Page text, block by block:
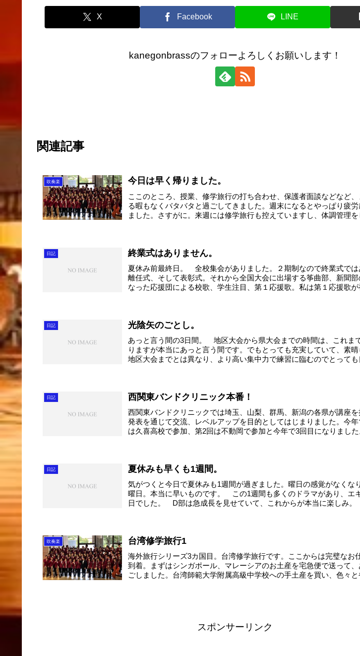
X Facebook LINE
kanegonbrassのフォローよろしくお願いします！
関連記事
吹奏楽 今日は早く帰りました。
ここのところ、授業、修学旅行の打ち合わせ、保護者面談などなど
る暇もなくバタバタと過ごしてきました。週末になるとやっぱり疲
ました。さすがに。来週には修学旅行も控えていますし、体調管理
日記 終業式はありません。
夏休み前最終日。 全校集会がありました。２期制なので終業式では
離任式、そして表彰式。それから全国大会に出場する筝曲部、新聞
なった応援団による校歌、学生注目、第１応援歌。私は第１応援歌
日記 光陰矢のごとし。
あっと言う間の3日間。 地区大会から県大会までの時間は、これま
りますが本当にあっと言う間です。でもとっても充実していて、素
地区大会までとは異なり、より高い集中力で練習に臨むのでとって
日記 西関東バンドクリニック本番！
西関東バンドクリニックでは埼玉、山梨、群馬、新潟の各県が講座
発表を通じて交流、レベルアップを目的としてはじまりました。今
は久喜高校で参加、第2回は不動岡で参加と今年で3回目になりまし
日記 夏休みも早くも1週間。
気がつくと今日で夏休みも1週間が過ぎました。曜日の感覚がなくな
曜日。本当に早いものです。 この1週間も多くのドラマがあり、エ
日でした。 D部は急成長を見せていて、これからが本当に楽しみ
吹奏楽 台湾修学旅行1
海外旅行シリーズ3カ国目。台湾修学旅行です。ここからは完璧なお
到着。まずはシンガポール、マレーシアのお土産を宅急便で送って
ごしました。台湾師範大学附属高級中学校への手土産を買い、色々
スポンサーリンク